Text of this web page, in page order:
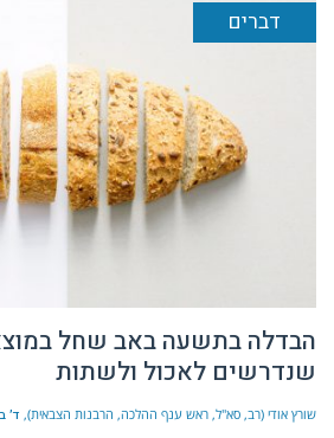
דברים
הבדלה בתשעה באב שחל
שנדרשים לאכול ולשתות
שורץ אודי (רב, סא"ל, ראש ענף ההלכה, הרבנות הצבאית) ד׳